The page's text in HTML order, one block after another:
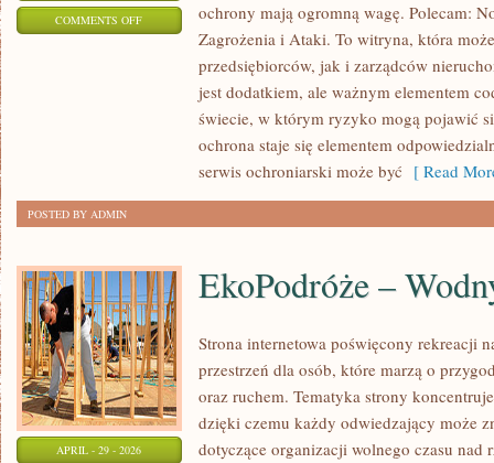
COMMENTS OFFON
ZAGROŻENIA
ochrony mają ogromną wagę. Polecam:
Zagrożenia i Ataki. To witryna, która
przedsiębiorców, jak i zarządców
jest dodatkiem, ale ważnym elementem
świecie, w którym ryzyko mogą pojawić
ochrona staje się elementem
serwis ochroniarski może być [ Read
POSTED BY ADMIN
APRIL - 29 - 2026
EkoPodróże –
Strona internetowa poświęcony rekreacji
przestrzeń dla osób, które marzą o
oraz ruchem. Tematyka strony
dzięki czemu każdy odwiedzający może
dotyczące organizacji wolnego czasu nad